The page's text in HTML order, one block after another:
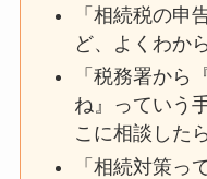
「相続税の申
ど、よくわか
「税務署から
ね』っていう
こに相談した
「相続対策っ